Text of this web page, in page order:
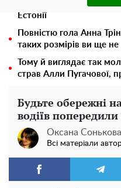
мільйони оборонного
Естонії
Повністю гола Анна
таких розмірів ви ще
Тому й виглядає так
страв Алли Пугачової,
Будьте обережні
водіїв
Оксана Сонькова
Всі матеріали